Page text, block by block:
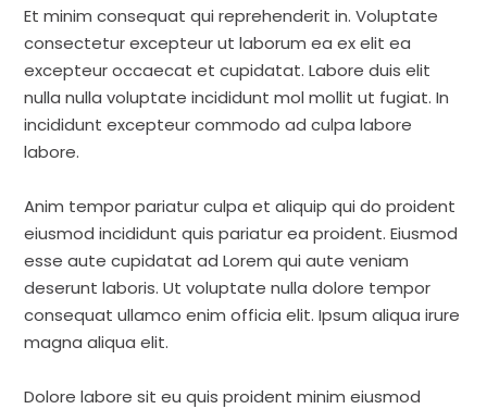
Et minim consequat qui reprehenderit in. Voluptate
consectetur excepteur ut laborum ea ex elit ea
excepteur occaecat et cupidatat. Labore duis elit
nulla nulla voluptate incididunt mol mollit ut fugiat. In
incididunt excepteur commodo ad culpa labore
labore.
Anim tempor pariatur culpa et aliquip qui do proident
eiusmod incididunt quis pariatur ea proident. Eiusmod
esse aute cupidatat ad Lorem qui aute veniam
deserunt laboris. Ut voluptate nulla dolore tempor
consequat ullamco enim officia elit. Ipsum aliqua irure
magna aliqua elit.
Dolore labore sit eu quis proident minim eiusmod